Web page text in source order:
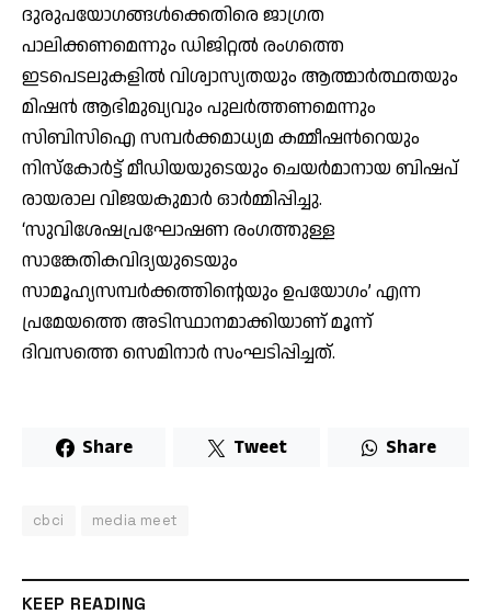
ദുരുപയോഗങ്ങള്‍ക്കെതിരെ ജാഗ്രത
പാലിക്കണമെന്നും ഡിജിറ്റല്‍ രംഗത്തെ
ഇടപെടലുകളില്‍ വിശ്വാസ്യതയും ആത്മാര്‍ത്ഥതയും
മിഷന്‍ ആഭിമുഖ്യവും പുലര്‍ത്തണമെന്നും
സിബിസിഐ സമ്പർക്കമാധ്യമ കമ്മീഷന്‍റെയും
നിസ്‌കോര്‍ട്ട് മീഡിയയുടെയും ചെയര്‍മാനായ ബിഷപ്
രായരാല വിജയകുമാര്‍ ഓര്‍മ്മിപ്പിച്ചു.
‘സുവിശേഷപ്രഘോഷണ രംഗത്തുള്ള
സാങ്കേതികവിദ്യയുടെയും
സാമൂഹ്യസമ്പര്‍ക്കത്തിന്റെയും ഉപയോഗം’ എന്ന
പ്രമേയത്തെ അടിസ്ഥാനമാക്കിയാണ് മൂന്ന്
ദിവസത്തെ സെമിനാര്‍ സംഘടിപ്പിച്ചത്.
Share Tweet Share
cbci media meet
KEEP READING